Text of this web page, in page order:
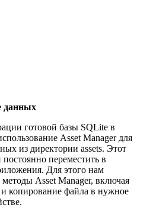
данных
готовой базы SQLite в
Asset Manager для
из директории assets. Этот
переместить в
Для этого нам
методы Asset Manager, включая
копирование файла в нужное